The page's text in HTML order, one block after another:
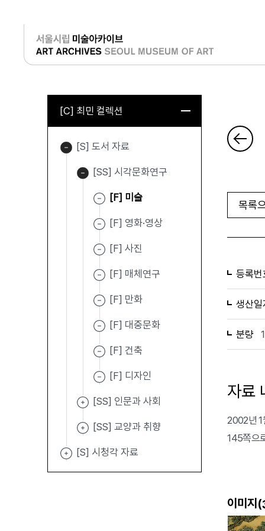
로그인
[C] 최민 컬렉션
[S] 도서 자료
[SS] 시각문화연구
[F] 미술
[F] 영화·영상
[F] 사진
[F] 매체연구
[F] 만화
[F] 대중문화
[F] 건축
[F] 디자인
[SS] 인문과 사회
[SS] 교양과 취향
[S] 시청각 자료
목록
등록번
생산일
분량
자료
2002년 1
145쪽으
이미지(